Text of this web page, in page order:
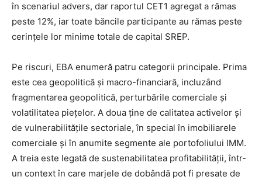
în scenariul advers, dar raportul CET1 agregat a rămas
peste 12%, iar toate băncile participante au rămas peste
cerințele lor minime totale de capital SREP.
Pe riscuri, EBA enumeră patru categorii principale. Prima
este cea geopolitică și macro-financiară, incluzând
fragmentarea geopolitică, perturbările comerciale și
volatilitatea piețelor. A doua ține de calitatea activelor și
de vulnerabilitățile sectoriale, în special în imobiliarele
comerciale și în anumite segmente ale portofoliului IMM.
A treia este legată de sustenabilitatea profitabilității, într-
un context în care marjele de dobândă pot fi presate de